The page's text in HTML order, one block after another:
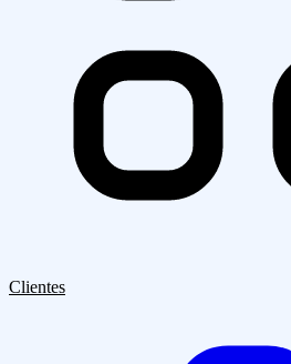
Transformación Digital
Marketing Digital
Clientes